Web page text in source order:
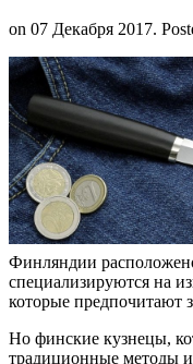
on 07 Декабря 2017.
Финляндии
специализируются на
которые предпочитают
Но финские кузнецы,
традиционные методы